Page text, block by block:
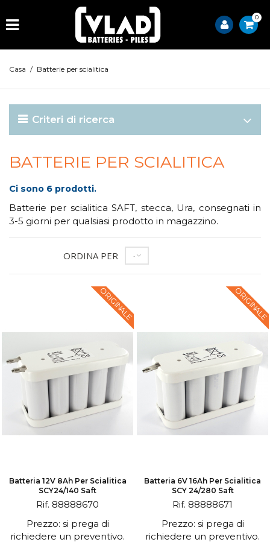
0
Casa / Batterie per scialitica
Criteri di ricerca
BATTERIE PER SCIALITICA
Ci sono 6 prodotti.
Batterie per scialitica SAFT, stecca, Ura, consegnati in
3-5 giorni per qualsiasi prodotto in magazzino.
ORDINA PER --
ORIGINALE
Batteria 12V 8Ah Per Scialitica
SCY24/140 Saft
Rif. 88888670
Prezzo: si prega di
richiedere un preventivo.
ORIGINALE
Batteria 6V 16Ah Per Scialitica
SCY 24/280 Saft
Rif. 88888671
Prezzo: si prega di
richiedere un preventivo.